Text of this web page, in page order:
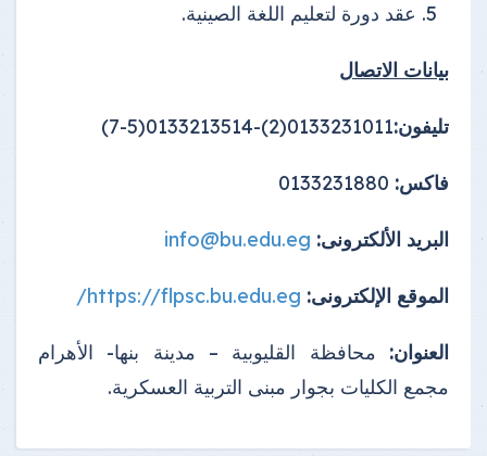
عقد دورة لتعليم اللغة الصينية.
بيانات الاتصال
تليفون:0133231011(2)-0133213514(5-7)
فاكس:
البريد الألكترونى: info@bu.edu.eg
الموقع الإلكترونى: https://flpsc.bu.edu.eg/
العنوان: محافظة القليوبية – مدينة بنها- الأهرام
مجمع الكليات بجوار مبنى التربية العسكرية.